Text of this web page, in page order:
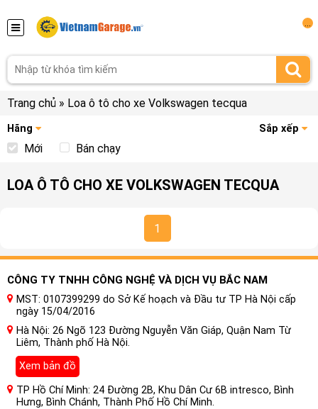
Trang chủ » Loa ô tô cho xe Volkswagen tecqua
Hãng Sắp xếp
Mới Bán chạy
LOA Ô TÔ CHO XE VOLKSWAGEN TECQUA
1
CÔNG TY TNHH CÔNG NGHỆ VÀ DỊCH VỤ BẮC NAM
MST: 0107399299 do Sở Kế hoạch và Đầu tư TP Hà Nội cấp
ngày 15/04/2016
Hà Nội: 26 Ngõ 123 Đường Nguyễn Văn Giáp, Quận Nam Từ
Liêm, Thành phố Hà Nội.
Xem bản đồ
TP Hồ Chí Minh: 24 Đường 2B, Khu Dân Cư 6B intresco, Bình
Hưng, Bình Chánh, Thành Phố Hồ Chí Minh.